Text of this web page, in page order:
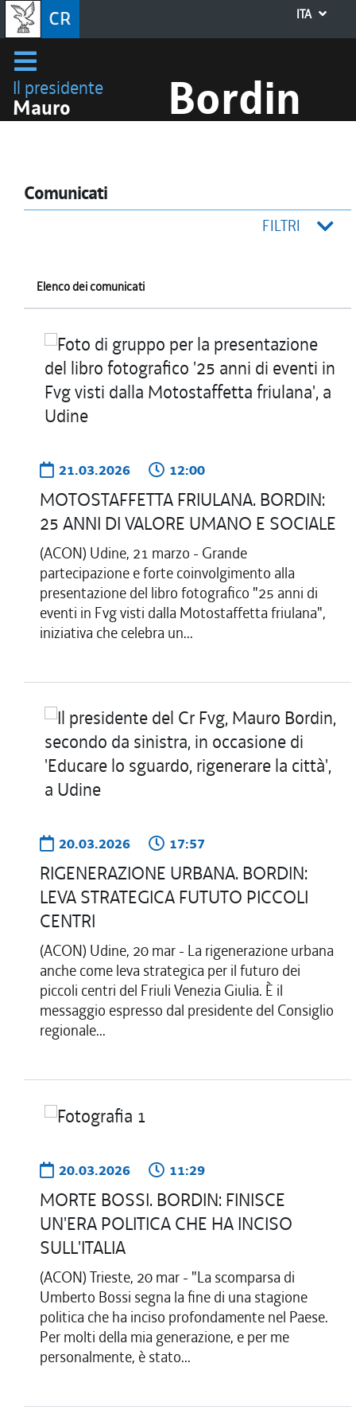
ITA
Il presidente
Mauro Bordin
Comunicati
FILTRI
Elenco dei comunicati
21.03.2026 12:00
MOTOSTAFFETTA FRIULANA. BORDIN:
25 ANNI DI VALORE UMANO E SOCIALE
(ACON) Udine, 21 marzo - Grande
partecipazione e forte coinvolgimento alla
presentazione del libro fotografico "25 anni di
eventi in Fvg visti dalla Motostaffetta friulana",
iniziativa che celebra un...
20.03.2026 17:57
RIGENERAZIONE URBANA. BORDIN:
LEVA STRATEGICA FUTUTO PICCOLI
CENTRI
(ACON) Udine, 20 mar - La rigenerazione urbana
anche come leva strategica per il futuro dei
piccoli centri del Friuli Venezia Giulia. È il
messaggio espresso dal presidente del Consiglio
regionale...
20.03.2026 11:29
MORTE BOSSI. BORDIN: FINISCE
UN'ERA POLITICA CHE HA INCISO
SULL'ITALIA
(ACON) Trieste, 20 mar - "La scomparsa di
Umberto Bossi segna la fine di una stagione
politica che ha inciso profondamente nel Paese.
Per molti della mia generazione, e per me
personalmente, è stato...